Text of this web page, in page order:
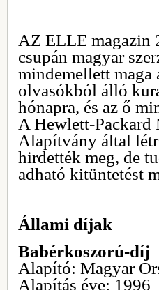
AZ ELLE magazin
csupán magyar
mindemellett maga
olvasókból álló
hónapra, és az ő
A Hewlett-Packard
Alapítvány által
hirdették meg, de
adható kitüntetést
Állami díjak
Babérkoszorú-díj
Alapító: Magyar
Alapítás éve: 1996